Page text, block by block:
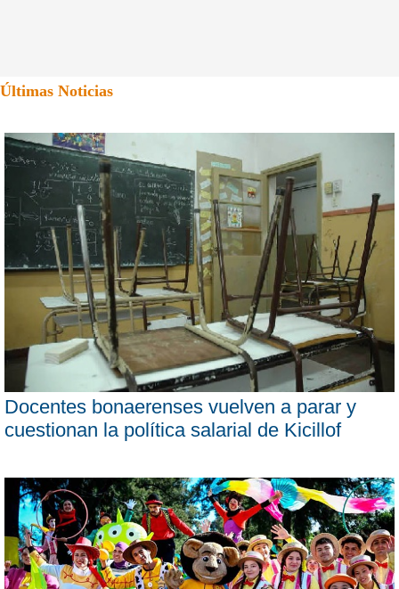
Últimas Noticias
Docentes bonaerenses vuelven a parar y
cuestionan la política salarial de Kicillof